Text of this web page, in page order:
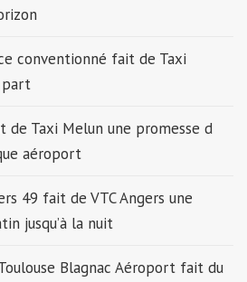
conventionné fait de Taxi
part
de Taxi Melun une promesse d
aéroport
49 fait de VTC Angers une
jusqu’à la nuit
Blagnac Aéroport fait du